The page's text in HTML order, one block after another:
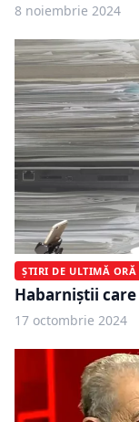
8 noiembrie 2024
ȘTIRI DE ULTIMĂ ORĂ
Habarniștii care
17 octombrie 2024